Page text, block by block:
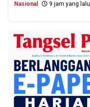
Nasional 9 jam yang lalu